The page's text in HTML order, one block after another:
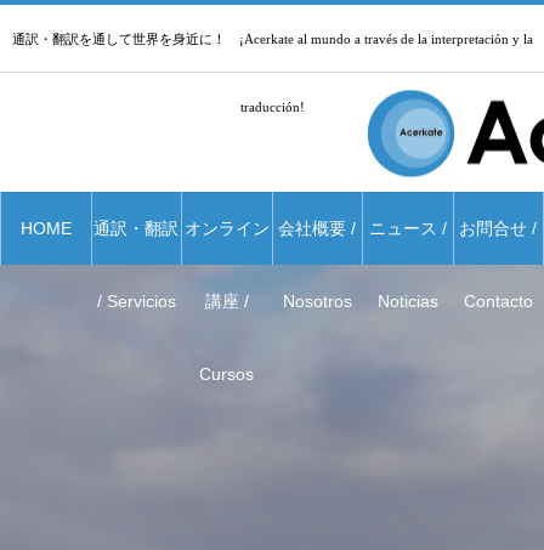
通訳・翻訳を通して世界を身近に！ ¡Acerkate al mundo a través de la interpretación y la
traducción!
HOME 通訳・翻訳
/ Servicios
オンライン
講座 /
Cursos
会社概要 /
Nosotros
ニュース /
Noticias
お問合せ /
Contacto